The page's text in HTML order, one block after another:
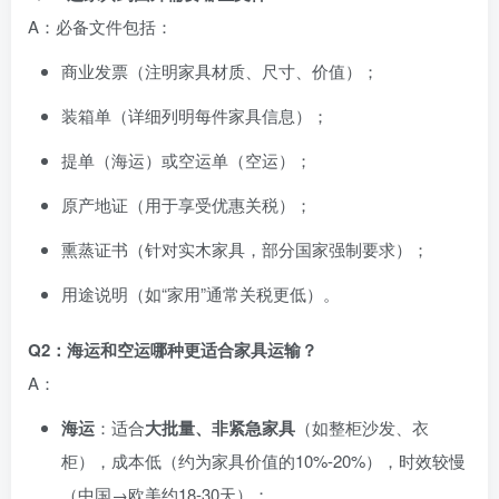
A：必备文件包括：
商业发票（注明家具材质、尺寸、价值）；
装箱单（详细列明每件家具信息）；
提单（海运）或空运单（空运）；
原产地证（用于享受优惠关税）；
熏蒸证书（针对实木家具，部分国家强制要求）；
用途说明（如“家用”通常关税更低）。
Q2：海运和空运哪种更适合家具运输？
A：
海运 ：适合大批量、非紧急家具 （如整柜沙发、衣
柜），成本低（约为家具价值的10%-20%），时效较慢